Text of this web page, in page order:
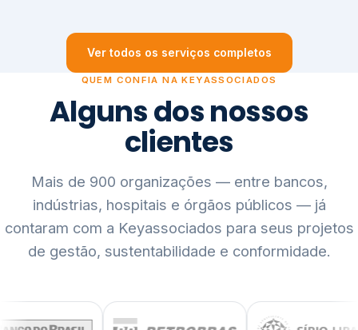
Ver todos os serviços completos
QUEM CONFIA NA KEYASSOCIADOS
Alguns dos nossos
clientes
Mais de 900 organizações — entre bancos,
indústrias, hospitais e órgãos públicos — já
contaram com a Keyassociados para seus projetos
de gestão, sustentabilidade e conformidade.